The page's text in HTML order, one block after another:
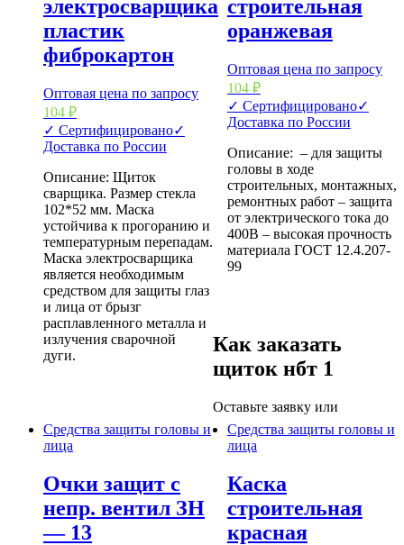
электросварщика
пластик
фиброкартон
Оптовая цена по запросу
104 ₽
✓ Сертифицировано✓
Доставка по России
Описание: Щиток
сварщика. Размер стекла
102*52 мм. Маска
устойчива к прогоранию и
температурным перепадам.
Маска электросварщика
является необходимым
средством для защиты глаз
и лица от брызг
расплавленного металла и
излучения сварочной
дуги.
строительная
оранжевая
Оптовая цена по запросу
104 ₽
✓ Сертифицировано✓
Доставка по России
Описание: – для защиты
головы в ходе
строительных, монтажных,
ремонтных работ – защита
от электрического тока до
400В – высокая прочность
материала ГОСТ 12.4.207-
99
Средства защиты головы и
лица
Очки защит с
непр. вентил ЗН
— 13
Средства защиты головы и
лица
Каска
строительная
красная
Как заказать
щиток нбт 1
Оставьте заявку или